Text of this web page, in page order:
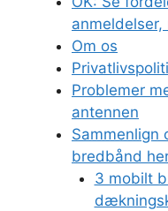
anmeldelser,
Om os
Problemer
antennen
Sammenlign
bredbånd
3 mobilt